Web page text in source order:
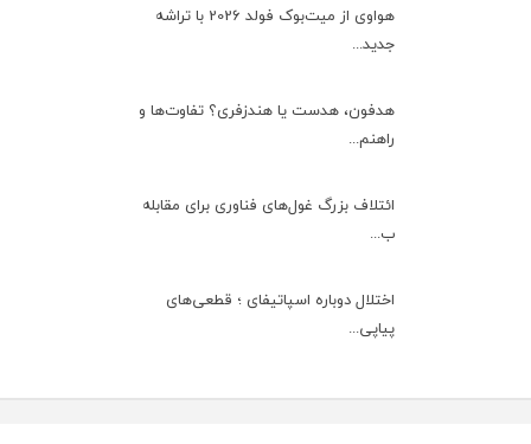
هواوی از میت‌بوک فولد 2026 با تراشه
جدید...
هدفون، هدست یا هندزفری؟ تفاوت‌ها و
راهنم...
ائتلاف بزرگ غول‌های فناوری برای مقابله
ب...
اختلال دوباره اسپاتیفای ؛ قطعی‌های
پیاپی...